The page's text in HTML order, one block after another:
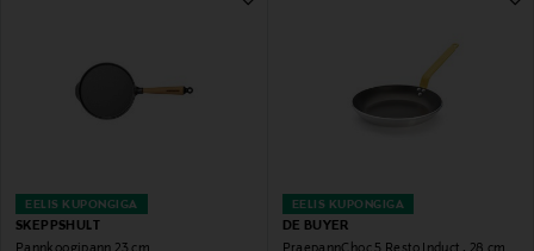
EELIS KUPONGIGA
SKEPPSHULT
EELIS KUPONGIGA
DE BUYER